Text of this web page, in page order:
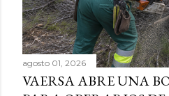
agosto 01, 2026
VAERSA ABRE UNA